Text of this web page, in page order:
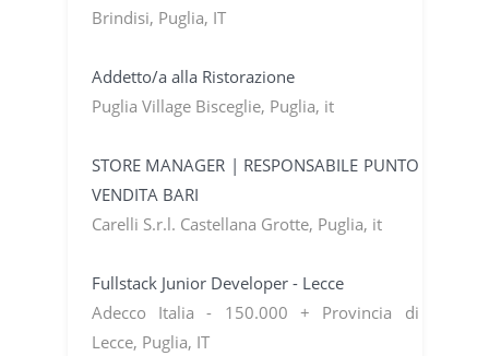
Brindisi, Puglia, IT
Addetto/a alla Ristorazione
Puglia Village Bisceglie, Puglia, it
STORE MANAGER | RESPONSABILE PUNTO
VENDITA BARI
Carelli S.r.l. Castellana Grotte, Puglia, it
Fullstack Junior Developer - Lecce
Adecco Italia - 150.000 + Provincia di
Lecce, Puglia, IT